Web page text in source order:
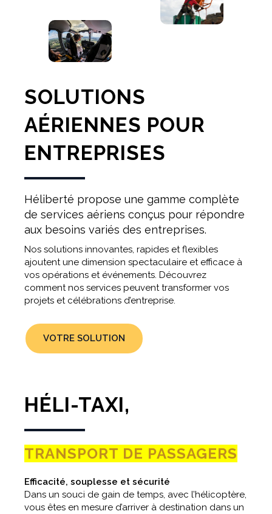
SOLUTIONS
AÉRIENNES POUR
ENTREPRISES
Héliberté propose une gamme complète
de services aériens conçus pour répondre
aux besoins variés des entreprises.
Nos solutions innovantes, rapides et flexibles
ajoutent une dimension spectaculaire et efficace à
vos opérations et événements. Découvrez
comment nos services peuvent transformer vos
projets et célébrations d’entreprise.
VOTRE SOLUTION
HÉLI-TAXI,
TRANSPORT DE PASSAGERS
Efficacité, souplesse et sécurité
Dans un souci de gain de temps, avec l’hélicoptère,
vous êtes en mesure d’arriver à destination dans un